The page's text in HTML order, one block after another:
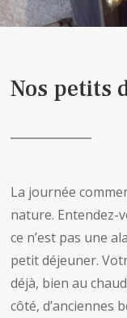
Nos petits
La journée
nature. Entendez-
ce n’est pas une
petit déjeuner.
déjà, bien au
côté, d’anciennes